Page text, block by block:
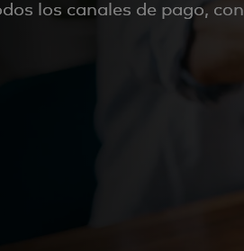
los canales de pago, con